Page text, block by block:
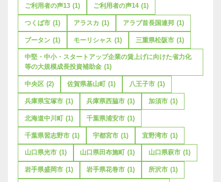
ご利用者の声13 (1) ご利用者の声14 (1)
つくば市 (1) アラスカ (1) アラブ首長国連邦 (1)
ブータン (1) モーリシャス (1) 三重県松阪市 (1)
中堅・中小・スタートアップ企業の賃上げに向けた省力化
等の大規模成長投資補助金 (1)
中央区 (2) 佐賀県基山町 (1) 八王子市 (1)
兵庫県宝塚市 (1) 兵庫県西脇市 (1) 加須市 (1)
北海道中川町 (1) 千葉県浦安市 (1)
千葉県習志野市 (1) 宇都宮市 (1) 宜野湾市 (1)
山口県光市 (1) 山口県田布施町 (1) 山口県萩市 (1)
岩手県盛岡市 (1) 岩手県花巻市 (1) 所沢市 (1)